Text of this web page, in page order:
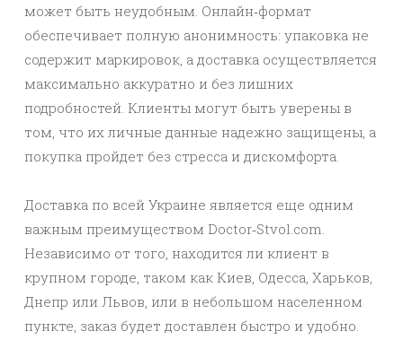
может быть неудобным. Онлайн‑формат
обеспечивает полную анонимность: упаковка не
содержит маркировок, а доставка осуществляется
максимально аккуратно и без лишних
подробностей. Клиенты могут быть уверены в
том, что их личные данные надежно защищены, а
покупка пройдет без стресса и дискомфорта.
Доставка по всей Украине является еще одним
важным преимуществом Doctor‑Stvol.com.
Независимо от того, находится ли клиент в
крупном городе, таком как Киев, Одесса, Харьков,
Днепр или Львов, или в небольшом населенном
пункте, заказ будет доставлен быстро и удобно.